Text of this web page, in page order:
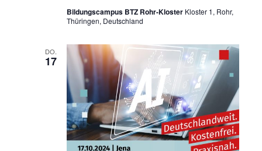
Bildungscampus BTZ Rohr-Kloster Kloster 1, Rohr,
Thüringen, Deutschland
DO.
17